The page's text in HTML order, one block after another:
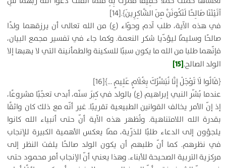
آتَيْتَنَا صَالِحًا لَنَكُونَنَّ مِنَ الشَّاكِرِينَ﴾.[14]
في هذه الآية، طلب آدم وحوّاء (ع) من الله تعالى أن يرزقهما ولدًا
صالحًا وسليمًا ليؤدّيا شكر النعمة. وكما جاء في تفسير مجمع البيان،
فإنّهما طلبا من الله ما يكون سببًا للسكينة والطمأنينة التي لا يهبها إلا
الولد الصالح.[15]
﴿قَالُوا لَا تَوْجَلْ إِنَّا نُبَشِّرُكَ بِغُلَامٍ عَلِيمٍ …﴾[16]
عندما بُشّر النبي إبراهيم (ع) بالولد في كِبَر سنّه، أبدى تعجّبًا مشروعًا،
إذ إنّ الأمر يخالف القوانين الطبيعية تقريبًا. غير أنّه مع ذلك كان واثقًا
بقدرة الله اللامتناهية. وتُظهر هذه الآية أنّ حتى أنبياء الله كانوا
يلجؤون إلى الدعاء طلبًا للذرّية، ممّا يعكس الأهمية الكبيرة للإنجاب
في نظرهم. كما أنّ طلبهم أن يكون الولد صالحًا يلفت النظر إلى
مركزية التربية الصحيحة للأبناء. وهذا يعني أنّ الإنجاب أمر محمود حتى